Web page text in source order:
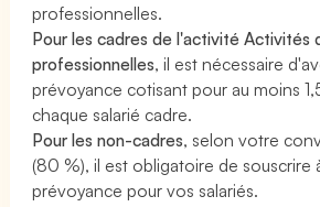
professionnelles.
Pour les cadres de l'activité Activités
professionnelles, il est nécessaire
prévoyance cotisant pour au moins
chaque salarié cadre.
Pour les non-cadres, selon votre
(80 %), il est obligatoire de souscrire
prévoyance pour vos salariés.